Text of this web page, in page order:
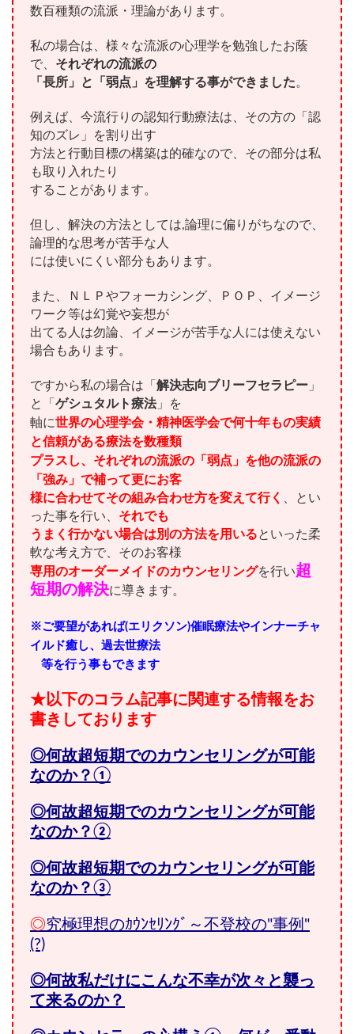
数百種類の流派・理論があります。
私の場合は、様々な流派の心理学を勉強したお蔭
で、 それぞれの流派の
「長所」と「弱点」を理解する事ができました。
例えば、今流行りの認知行動療法は、その方の「認
知のズレ」を割り出す
方法と行動目標の構築は的確なので、その部分は私
も取り入れたり
することがあります。
但し、解決の方法としては,論理に偏りがちなので、
論理的な思考が苦手な人
には使いにくい部分もあります。
また、ＮＬＰやフォーカシング、ＰＯＰ、イメージ
ワーク等は幻覚や妄想が
出てる人は勿論、イメージが苦手な人には使えない
場合もあります。
ですから私の場合は「 解決志向ブリーフセラピー 」
と「 ゲシュタルト療法」を
軸に世界の心理学会・精神医学会で何十年もの実績
と信頼がある療法を数種類
プラスし、それぞれの流派の「弱点」を他の流派の
「強み」で補って更にお客
様に合わせてその組み合わせ方を変えて行く
、とい
った事を行い、 それでも
うまく行かない場合は別の方法を用いるといった柔
軟な考え方で、そのお客様
専用のオーダーメイドのカウンセリングを行い超
短期の解決に導きます。
※ご要望があれば(エリクソン)催眠療法やインナーチャ
イルド癒し、過去世療法
等を行う事もできます
★以下のコラム記事に関連する情報をお
書きしております
◎何故超短期でのカウンセリングが可能
なのか？①
◎何故超短期でのカウンセリングが可能
なのか？②
◎何故超短期でのカウンセリングが可能
なのか？③
◎究極理想のｶｳﾝｾﾘﾝｸﾞ～不登校の"事例"
(?)
◎何故私だけにこんな不幸が次々と襲っ
て来るのか？